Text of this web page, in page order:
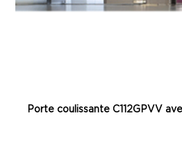
Porte coulissante C112GPVV